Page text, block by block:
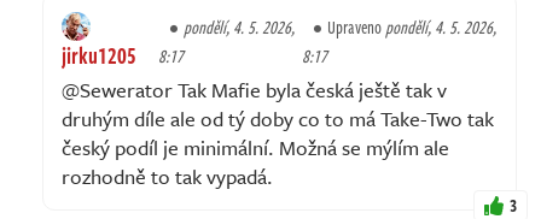
jirku1205
pondělí, 4. 5. 2026,
8:17
Upravenopondělí, 4. 5. 2026,
8:17
@Sewerator Tak Mafie byla česká ještě tak v
druhým díle ale od tý doby co to má Take-Two tak
český podíl je minimální. Možná se mýlím ale
rozhodně to tak vypadá.
3